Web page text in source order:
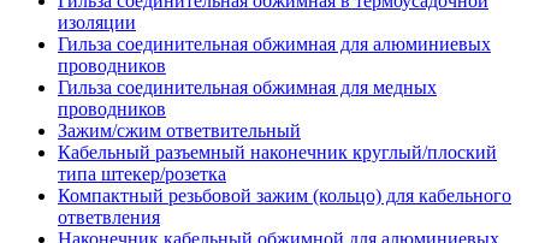
изоляции
Гильза соединительная обжимная для алюминиевых
проводников
Гильза соединительная обжимная для медных
проводников
Зажим/сжим ответвительный
Кабельный разъемный наконечник круглый/плоский
типа штекер/розетка
Компактный резьбовой зажим (кольцо) для кабельного
ответвления
Наконечник кабельный обжимной для алюминиевых